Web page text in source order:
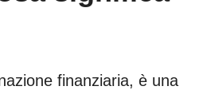
finanziaria, è una